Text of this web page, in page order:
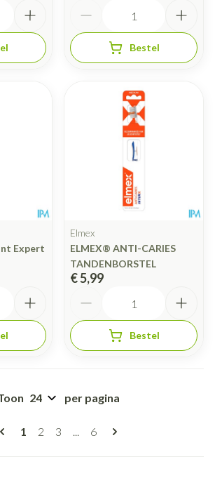
Bestel
Expert
Elmex
ELMEX® ANTI-CARIES
TANDENBORSTEL
€ 5,99
Bestel
Pagina's
U lees momenteel pagina
1 Pagina
2 Pagina
3 ... Pagina
6
per pagina